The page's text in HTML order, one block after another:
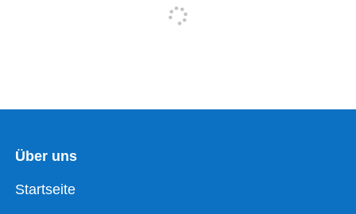
Über uns
Startseite